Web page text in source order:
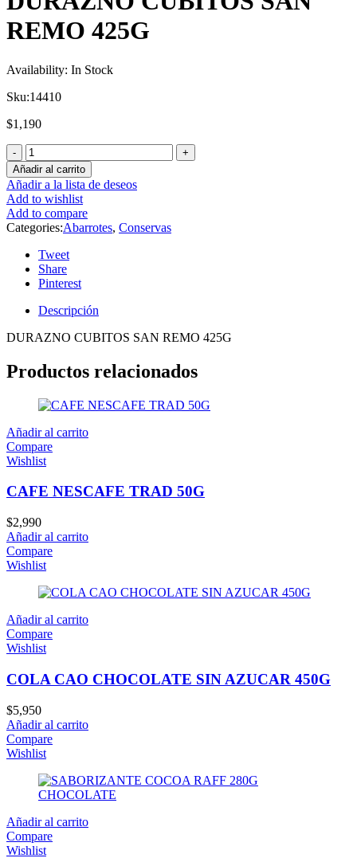
REMO 425G
Availability: In Stock
Sku:14410
$1,190
Añadir al carrito
Añadir a la lista de deseos
Add to wishlist
Add to compare
Categories:Abarrotes, Conservas
Tweet
Share
Pinterest
Descripción
DURAZNO CUBITOS SAN REMO 425G
Productos relacionados
Añadir al carrito
Compare
Wishlist
CAFE NESCAFE TRAD 50G
$2,990
Añadir al carrito
Compare
Wishlist
Añadir al carrito
Compare
Wishlist
COLA CAO CHOCOLATE SIN AZUCAR 450G
$5,950
Añadir al carrito
Compare
Wishlist
Añadir al carrito
Compare
Wishlist